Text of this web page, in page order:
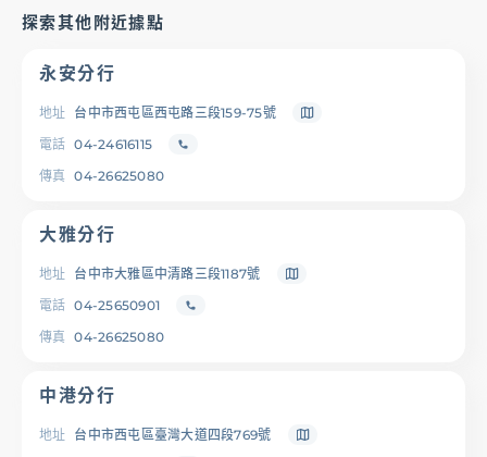
數位生活
服務據點 線上服務
優惠活動
探索其他附近據點
永安分行
地址 台中市西屯區西屯路三段159-75號
電話 04-24616115
傳真 04-26625080
大雅分行
地址 台中市大雅區中清路三段1187號
電話 04-25650901
傳真 04-26625080
中港分行
地址 台中市西屯區臺灣大道四段769號